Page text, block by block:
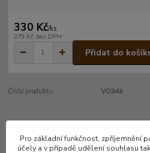
330 Kč/ks
273 Kč bez DPH
Přidat do
Číslo produktu: VO34b
Kompletní specifikace
Pro základní funkčnost, zpříjemnění
účely a v případě udělení souhlasu